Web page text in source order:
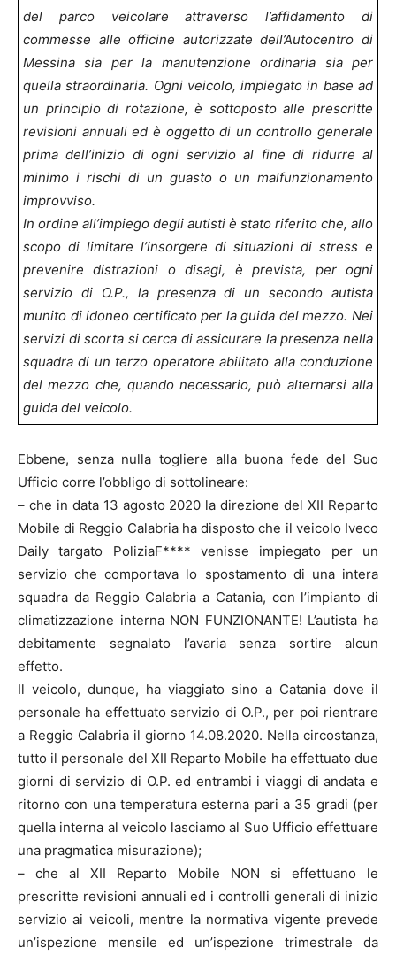
del parco veicolare attraverso l’affidamento di
commesse alle officine autorizzate dell’Autocentro di
Messina sia per la manutenzione ordinaria sia per
quella straordinaria. Ogni veicolo, impiegato in base ad
un principio di rotazione, è sottoposto alle prescritte
revisioni annuali ed è oggetto di un controllo generale
prima dell’inizio di ogni servizio al fine di ridurre al
minimo i rischi di un guasto o un malfunzionamento
improvviso.
In ordine all’impiego degli autisti è stato riferito che, allo
scopo di limitare l’insorgere di situazioni di stress e
prevenire distrazioni o disagi, è prevista, per ogni
servizio di O.P., la presenza di un secondo autista
munito di idoneo certificato per la guida del mezzo. Nei
servizi di scorta si cerca di assicurare la presenza nella
squadra di un terzo operatore abilitato alla conduzione
del mezzo che, quando necessario, può alternarsi alla
guida del veicolo.
Ebbene, senza nulla togliere alla buona fede del Suo
Ufficio corre l’obbligo di sottolineare:
– che in data 13 agosto 2020 la direzione del XII Reparto
Mobile di Reggio Calabria ha disposto che il veicolo Iveco
Daily targato PoliziaF**** venisse impiegato per un
servizio che comportava lo spostamento di una intera
squadra da Reggio Calabria a Catania, con l’impianto di
climatizzazione interna NON FUNZIONANTE! L’autista ha
debitamente segnalato l’avaria senza sortire alcun
effetto.
Il veicolo, dunque, ha viaggiato sino a Catania dove il
personale ha effettuato servizio di O.P., per poi rientrare
a Reggio Calabria il giorno 14.08.2020. Nella circostanza,
tutto il personale del XII Reparto Mobile ha effettuato due
giorni di servizio di O.P. ed entrambi i viaggi di andata e
ritorno con una temperatura esterna pari a 35 gradi (per
quella interna al veicolo lasciamo al Suo Ufficio effettuare
una pragmatica misurazione);
– che al XII Reparto Mobile NON si effettuano le
prescritte revisioni annuali ed i controlli generali di inizio
servizio ai veicoli, mentre la normativa vigente prevede
un’ispezione mensile ed un’ispezione trimestrale da